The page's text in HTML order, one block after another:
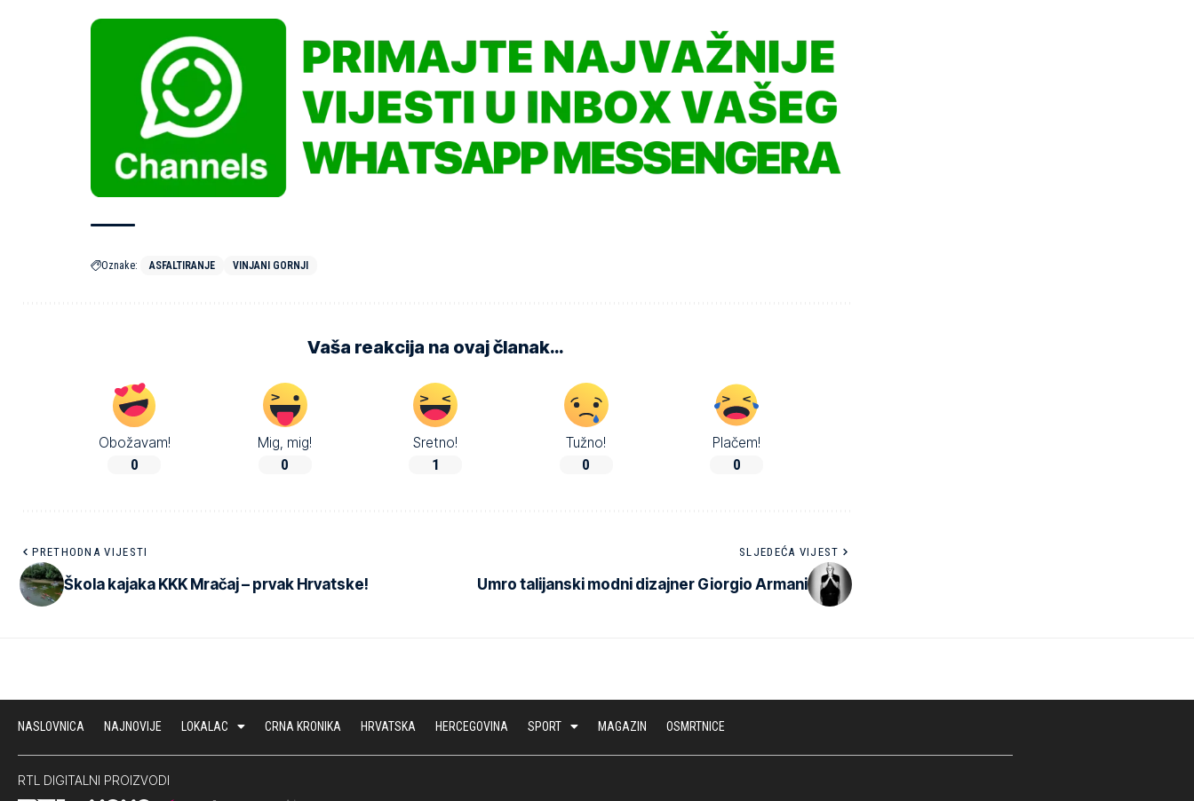
Oznake: ASFALTIRANJE VINJANI GORNJI
Vaša reakcija na ovaj članak…
Obožavam!
0
Mig, mig!
0
Sretno!
1
Tužno!
0
Plačem!
0
PRETHODNA VIJESTI
Škola kajaka KKK Mračaj – prvak Hrvatske!
SLJEDEĆA VIJEST
Umro talijanski modni dizajner Giorgio Armani
NASLOVNICA NAJNOVIJE LOKALAC CRNA KRONIKA HRVATSKA HERCEGOVINA SPORT MAGAZIN OSMRTNICE
RTL DIGITALNI PROIZVODI